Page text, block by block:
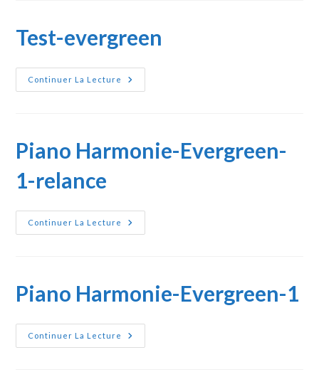
Test-evergreen
Continuer La Lecture
Test-
Evergreen
Piano Harmonie-Evergreen-
1-relance
Continuer La Lecture
Piano
Harmonie-
Piano Harmonie-Evergreen-1
Continuer La Lecture
Piano
Harmonie-